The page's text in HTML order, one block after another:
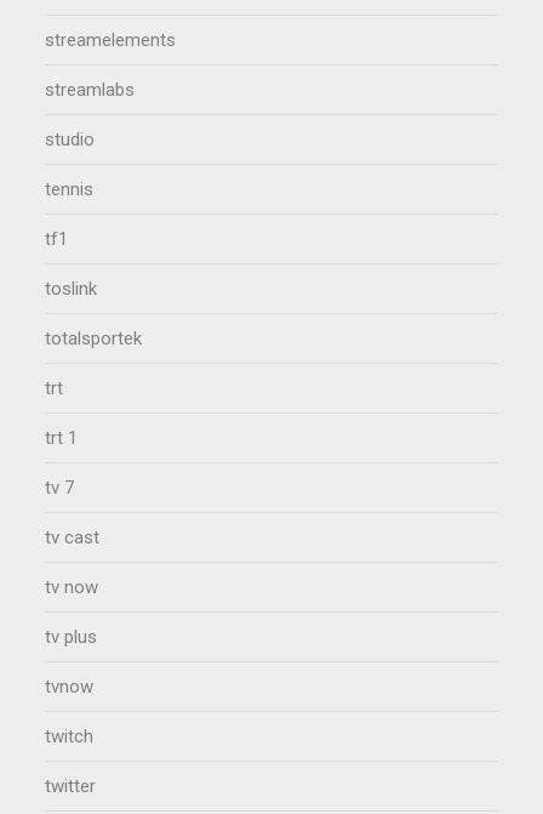
streamelements
streamlabs
studio
tennis
tf1
toslink
totalsportek
trt
trt 1
tv 7
tv cast
tv now
tv plus
tvnow
twitch
twitter